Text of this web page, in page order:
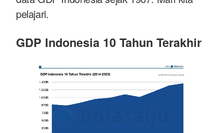
pelajari.
GDP Indonesia 10 Tahun Terakhir